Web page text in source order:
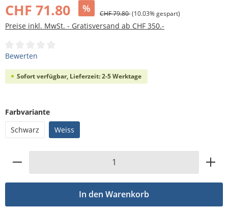
CHF 71.80 % CHF 79.80(10.03% gespart)
Preise inkl. MwSt. - Gratisversand ab CHF 350.-
Durchschnittliche Bewertung von 0 von 5 Sternen
Bewerten
Sofort verfügbar, Lieferzeit: 2-5 Werktage
Farbvarianteauswählen
Schwarz
Weiss
Produkt Anzahl: Gib den gewünschten
In den Warenkorb